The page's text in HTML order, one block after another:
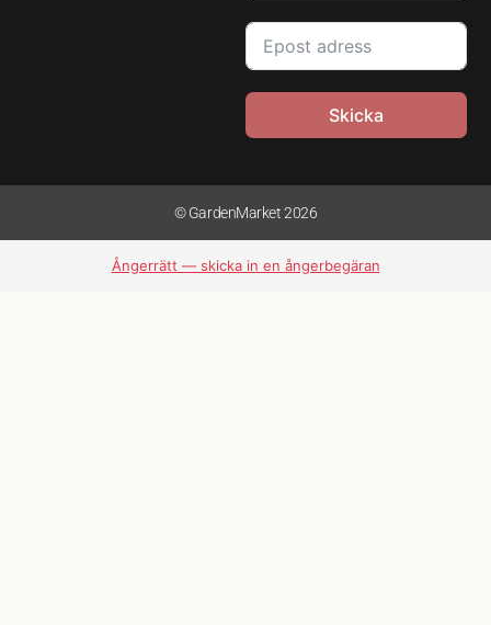
Skicka
© GardenMarket 2026
Ångerrätt — skicka in en ångerbegäran